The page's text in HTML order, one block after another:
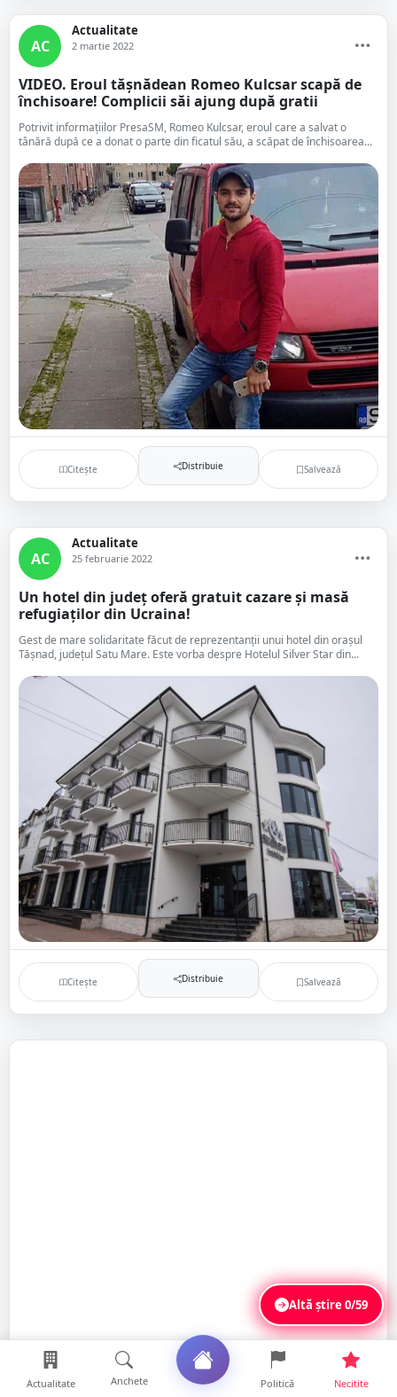
AC
Actualitate
2 martie 2022
VIDEO. Eroul tășnădean Romeo Kulcsar scapă de
închisoare! Complicii săi ajung după gratii
Potrivit informațiilor PresaSM, Romeo Kulcsar, eroul care a salvat o
tânără după ce a donat o parte din ficatul său, a scăpat de închisoarea...
Citește Distribuie Salvează
AC
Actualitate
25 februarie 2022
Un hotel din județ oferă gratuit cazare și masă
refugiaților din Ucraina!
Gest de mare solidaritate făcut de reprezentanții unui hotel din orașul
Tășnad, județul Satu Mare. Este vorba despre Hotelul Silver Star din...
Citește Distribuie Salvează
Altă știre0/59
Actualitate Anchete Politică Necitite